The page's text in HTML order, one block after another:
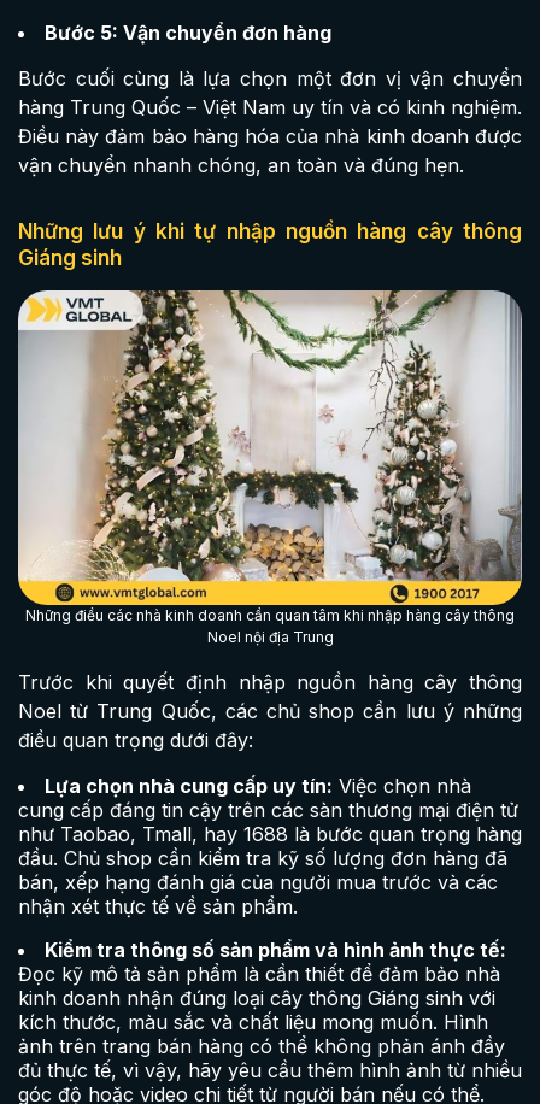
Bước 5: Vận chuyển đơn hàng
Bước cuối cùng là lựa chọn một đơn vị vận chuyển
hàng Trung Quốc – Việt Nam uy tín và có kinh nghiệm.
Điều này đảm bảo hàng hóa của nhà kinh doanh được
vận chuyển nhanh chóng, an toàn và đúng hẹn.
Những lưu ý khi tự nhập nguồn hàng cây thông
Giáng sinh
Những điều các nhà kinh doanh cần quan tâm khi nhập hàng cây thông
Noel nội địa Trung
Trước khi quyết định nhập nguồn hàng cây thông
Noel từ Trung Quốc, các chủ shop cần lưu ý những
điều quan trọng dưới đây:
Lựa chọn nhà cung cấp uy tín: Việc chọn nhà
cung cấp đáng tin cậy trên các sàn thương mại điện tử
như Taobao, Tmall, hay 1688 là bước quan trọng hàng
đầu. Chủ shop cần kiểm tra kỹ số lượng đơn hàng đã
bán, xếp hạng đánh giá của người mua trước và các
nhận xét thực tế về sản phẩm.
Kiểm tra thông số sản phẩm và hình ảnh thực tế:
Đọc kỹ mô tả sản phẩm là cần thiết để đảm bảo nhà
kinh doanh nhận đúng loại cây thông Giáng sinh với
kích thước, màu sắc và chất liệu mong muốn. Hình
ảnh trên trang bán hàng có thể không phản ánh đầy
đủ thực tế, vì vậy, hãy yêu cầu thêm hình ảnh từ nhiều
góc độ hoặc video chi tiết từ người bán nếu có thể.